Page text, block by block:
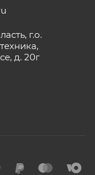
г.о.
д. 20г